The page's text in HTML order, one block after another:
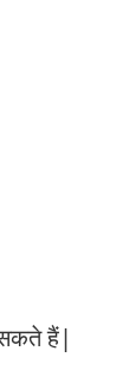
हैं|